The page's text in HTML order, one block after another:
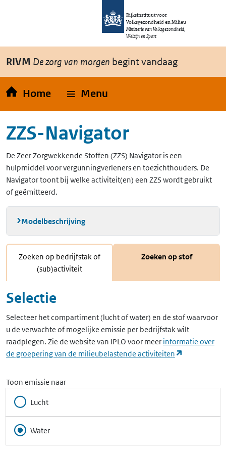
Overslaan en naar de inhoud gaan
Rijksinstituut voor
Volksgezondheid en Milieu
Ministerie van Volksgezondheid,
Welzijn en Sport
RIVM De zorg van morgen begint vandaag
Home Menu
ZZS-Navigator
De Zeer Zorgwekkende Stoffen (ZZS) Navigator is een
hulpmiddel voor vergunningverleners en toezichthouders. De
Navigator toont bij welke activiteit(en) een ZZS wordt gebruikt
of geëmitteerd.
Modelbeschrijving
Zoeken op bedrijfstak of
(sub)activiteit
Zoeken op stof
Selectie
Selecteer het compartiment (lucht of water) en de stof waarvoor
u de verwachte of mogelijke emissie per bedrijfstak wilt
raadplegen. Zie de website van IPLO voor meer informatie over
de groepering van de milieubelastende activiteiten
Toon emissie naar
Lucht
Water